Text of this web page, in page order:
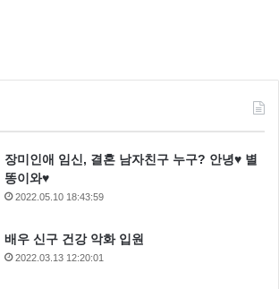
장미인애 임신, 결혼 남자친구 누구? 안녕♥ 별
똥이와♥
2022.05.10 18:43:59
배우 신구 건강 악화 입원
2022.03.13 12:20:01